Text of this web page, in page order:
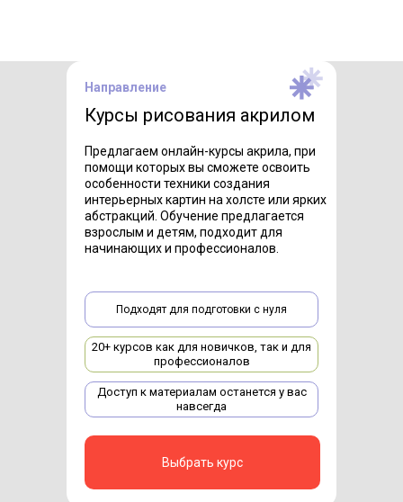
Курсы рисования акрилом
Направление
Предлагаем онлайн-курсы акрила, при
помощи которых вы сможете освоить
особенности техники создания
интерьерных картин на холсте или ярких
абстракций. Обучение предлагается
взрослым и детям, подходит для
начинающих и профессионалов.
Подходят для подготовки с нуля
Доступ к материалам останется у вас
навсегда
Выбрать курс
20+ курсов как для новичков, так и для
профессионалов